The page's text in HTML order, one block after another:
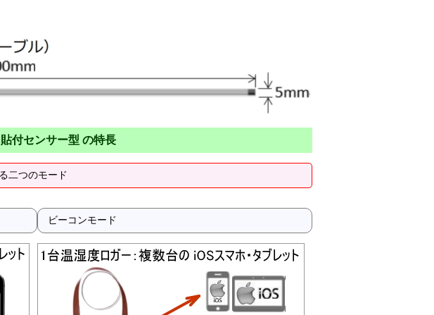
付センサー型 の特長
二つのモード
ビーコンモード